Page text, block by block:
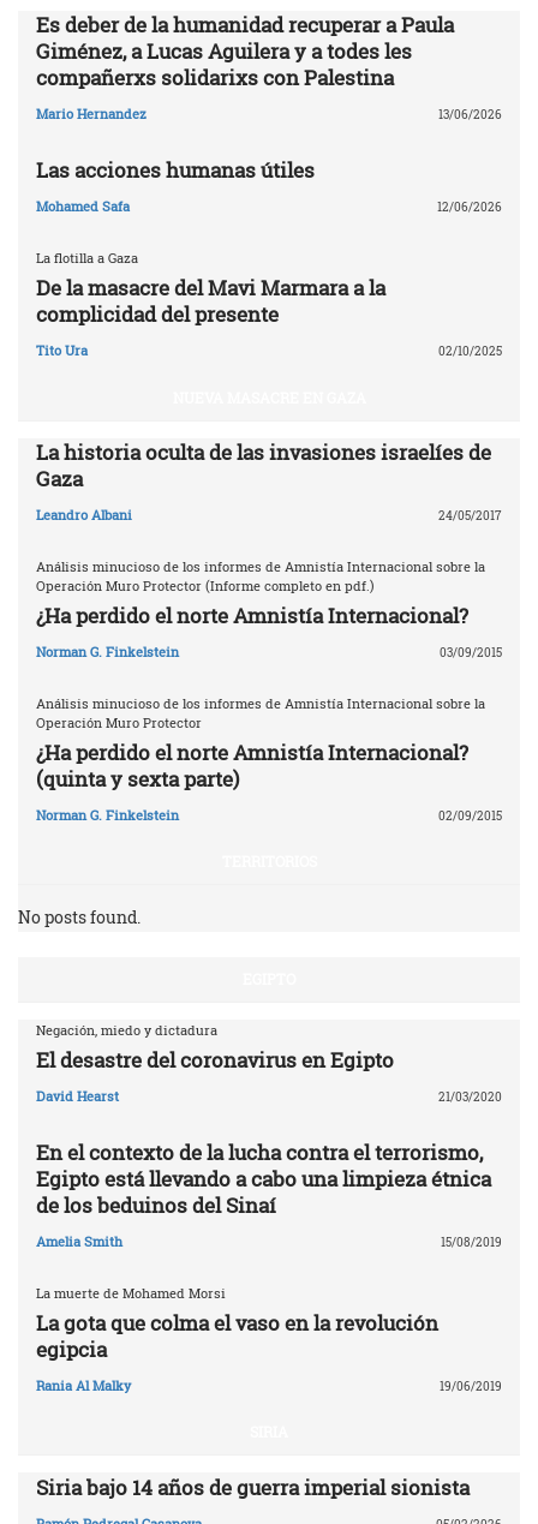
Es deber de la humanidad recuperar a Paula
Giménez, a Lucas Aguilera y a todes les
compañerxs solidarixs con Palestina
Mario Hernandez 13/06/2026
Las acciones humanas útiles
Mohamed Safa 12/06/2026
La flotilla a Gaza
De la masacre del Mavi Marmara a la
complicidad del presente
Tito Ura 02/10/2025
La historia oculta de las invasiones israelíes de
Gaza
Leandro Albani 24/05/2017
Análisis minucioso de los informes de Amnistía Internacional sobre la
Operación Muro Protector (Informe completo en pdf.)
¿Ha perdido el norte Amnistía Internacional?
Norman G. Finkelstein 03/09/2015
Análisis minucioso de los informes de Amnistía Internacional sobre la
Operación Muro Protector
¿Ha perdido el norte Amnistía Internacional?
(quinta y sexta parte)
Norman G. Finkelstein 02/09/2015
No posts found.
Negación, miedo y dictadura
El desastre del coronavirus en Egipto
David Hearst 21/03/2020
En el contexto de la lucha contra el terrorismo,
Egipto está llevando a cabo una limpieza étnica
de los beduinos del Sinaí
Amelia Smith 15/08/2019
La muerte de Mohamed Morsi
La gota que colma el vaso en la revolución
egipcia
Rania Al Malky 19/06/2019
Siria bajo 14 años de guerra imperial sionista